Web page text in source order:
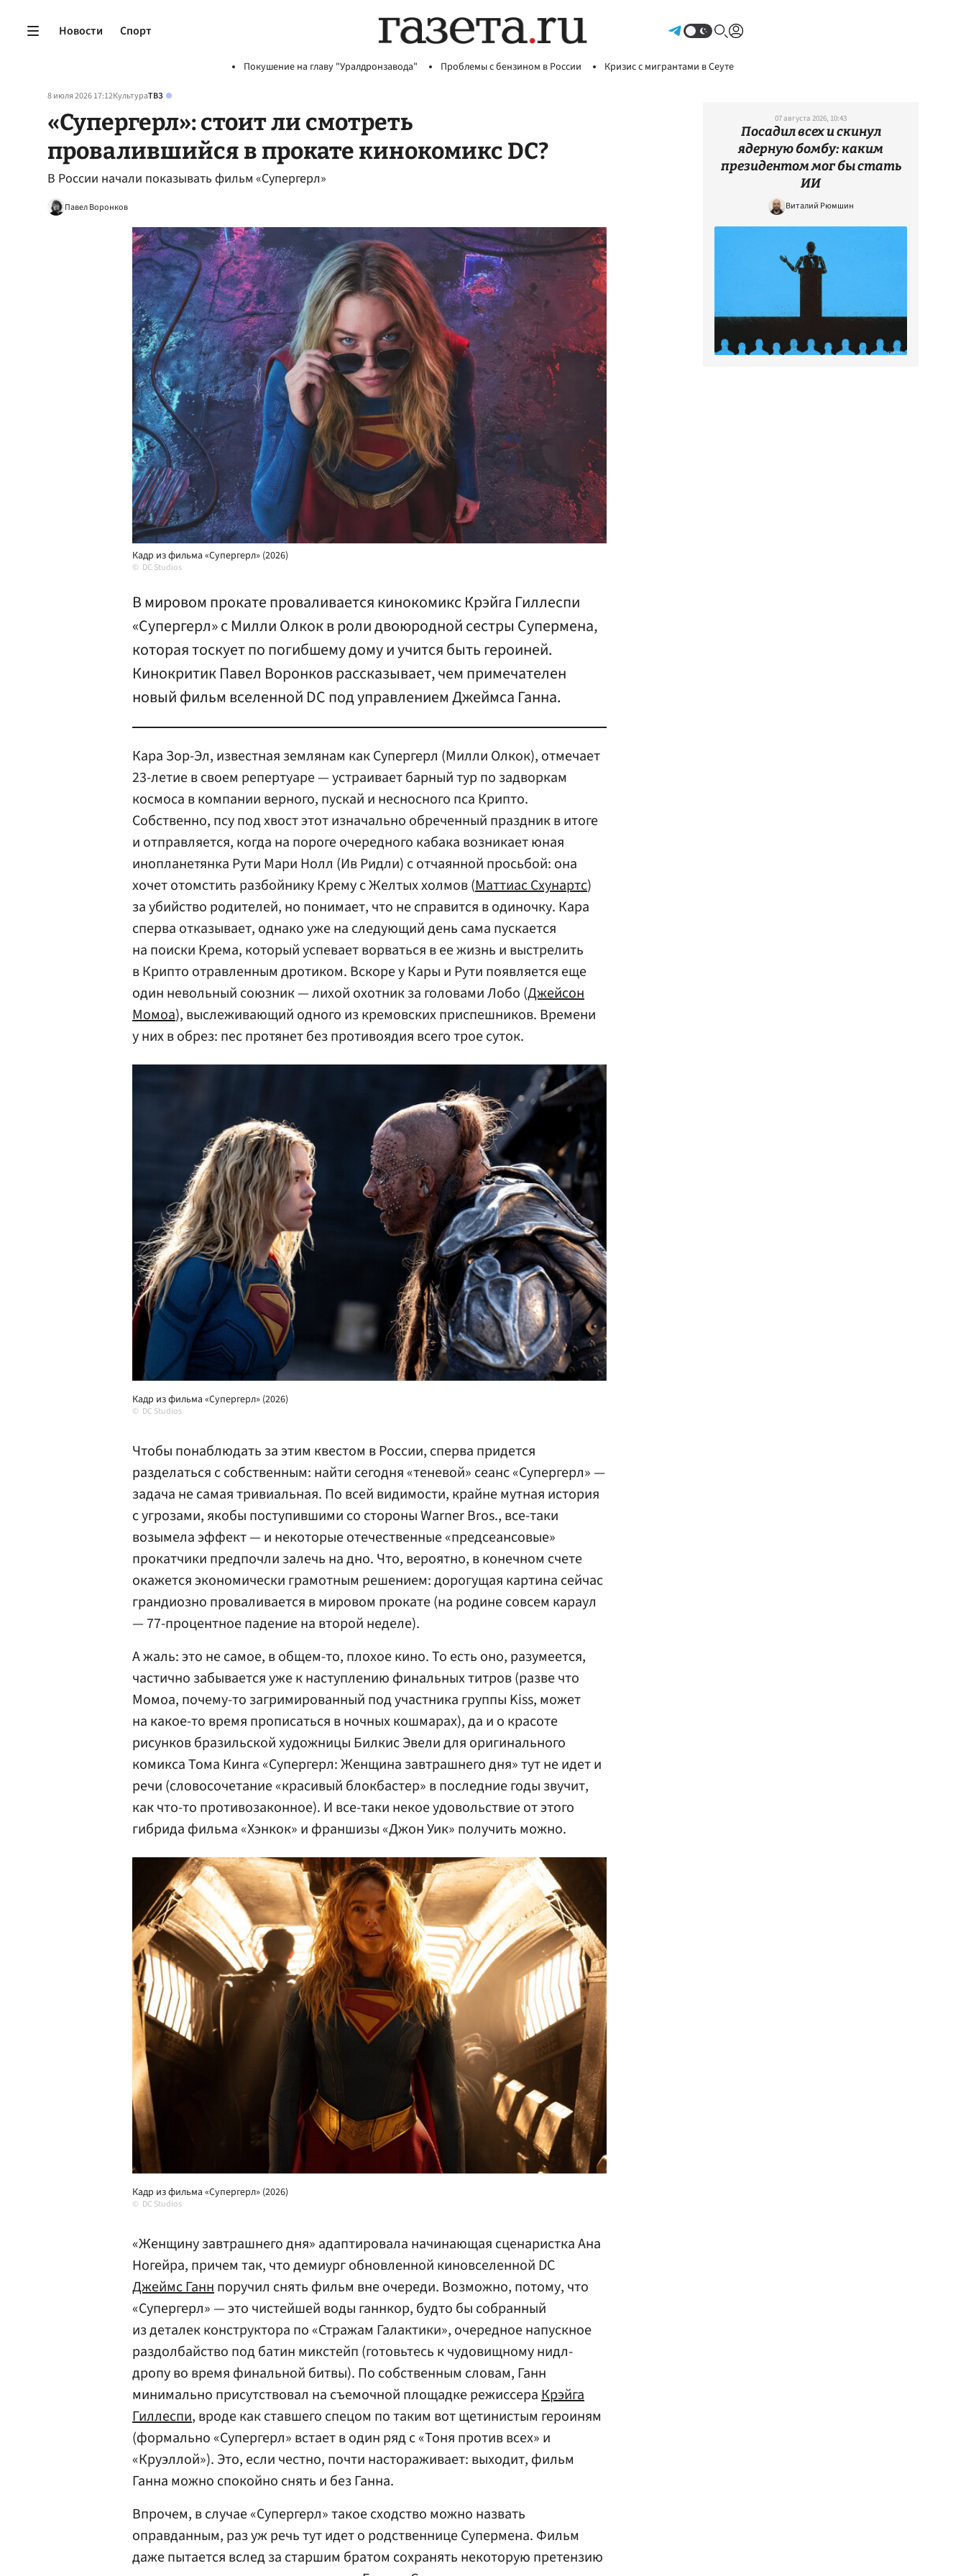
Новости Спорт
Покушение на главу "Уралдронзавода" Проблемы с бензином в России Кризис с мигрантами в Сеуте
8 июля 2026 17:12КультураТВЗ
«Супергерл»: стоит ли смотреть
провалившийся в прокате кинокомикс DC?
В России начали показывать фильм «Супергерл»
Павел Воронков
Кадр из фильма «Супергерл» (2026)
DC Studios
В мировом прокате проваливается кинокомикс Крэйга Гиллеспи
«Супергерл» с Милли Олкок в роли двоюродной сестры Супермена,
которая тоскует по погибшему дому и учится быть героиней.
Кинокритик Павел Воронков рассказывает, чем примечателен
новый фильм вселенной DC под управлением Джеймса Ганна.
Кара Зор-Эл, известная землянам как Супергерл (Милли Олкок), отмечает
23-летие в своем репертуаре — устраивает барный тур по задворкам
космоса в компании верного, пускай и несносного пса Крипто.
Собственно, псу под хвост этот изначально обреченный праздник в итоге
и отправляется, когда на пороге очередного кабака возникает юная
инопланетянка Рути Мари Нолл (Ив Ридли) с отчаянной просьбой: она
хочет отомстить разбойнику Крему с Желтых холмов (Маттиас Схунартс)
за убийство родителей, но понимает, что не справится в одиночку. Кара
сперва отказывает, однако уже на следующий день сама пускается
на поиски Крема, который успевает ворваться в ее жизнь и выстрелить
в Крипто отравленным дротиком. Вскоре у Кары и Рути появляется еще
один невольный союзник — лихой охотник за головами Лобо (Джейсон
Момоа), выслеживающий одного из кремовских приспешников. Времени
у них в обрез: пес протянет без противоядия всего трое суток.
Кадр из фильма «Супергерл» (2026)
DC Studios
Чтобы понаблюдать за этим квестом в России, сперва придется
разделаться с собственным: найти сегодня «теневой» сеанс «Супергерл» —
задача не самая тривиальная. По всей видимости, крайне мутная история
с угрозами, якобы поступившими со стороны Warner Bros., все-таки
возымела эффект — и некоторые отечественные «предсеансовые»
прокатчики предпочли залечь на дно. Что, вероятно, в конечном счете
окажется экономически грамотным решением: дорогущая картина сейчас
грандиозно проваливается в мировом прокате (на родине совсем караул
— 77-процентное падение на второй неделе).
А жаль: это не самое, в общем-то, плохое кино. То есть оно, разумеется,
частично забывается уже к наступлению финальных титров (разве что
Момоа, почему-то загримированный под участника группы Kiss, может
на какое-то время прописаться в ночных кошмарах), да и о красоте
рисунков бразильской художницы Билкис Эвели для оригинального
комикса Тома Кинга «Супергерл: Женщина завтрашнего дня» тут не идет и
речи (словосочетание «красивый блокбастер» в последние годы звучит,
как что-то противозаконное). И все-таки некое удовольствие от этого
гибрида фильма «Хэнкок» и франшизы «Джон Уик» получить можно.
Кадр из фильма «Супергерл» (2026)
DC Studios
«Женщину завтрашнего дня» адаптировала начинающая сценаристка Ана
Ногейра, причем так, что демиург обновленной киновселенной DC
Джеймс Ганнпоручил снять фильм вне очереди. Возможно, потому, что
«Супергерл» — это чистейшей воды ганнкор, будто бы собранный
из деталек конструктора по «Стражам Галактики», очередное напускное
раздолбайство под батин микстейп (готовьтесь к чудовищному нидл-
дропу во время финальной битвы). По собственным словам, Ганн
минимально присутствовал на съемочной площадке режиссераКрэйга
Гиллеспи, вроде как ставшего спецом по таким вот щетинистым героиням
(формально «Супергерл» встает в один ряд с «Тоня против всех» и
«Круэллой»). Это, если честно, почти настораживает: выходит, фильм
Ганна можно спокойно снять и без Ганна.
Впрочем, в случае «Супергерл» такое сходство можно назвать
оправданным, раз уж речь тут идет о родственнице Супермена. Фильм
даже пытается вслед за старшим братом сохранять некоторую претензию
07 августа 2026, 10:43
Посадил всех и скинул
ядерную бомбу: каким
президентом мог бы стать
ИИ
Виталий Рюмшин